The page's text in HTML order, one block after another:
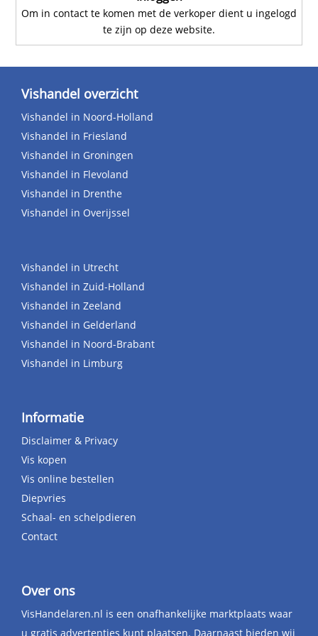
Om in contact te komen met de verkoper dient u ingelogd
te zijn op deze website.
Vishandel overzicht
Vishandel in Noord-Holland
Vishandel in Friesland
Vishandel in Groningen
Vishandel in Flevoland
Vishandel in Drenthe
Vishandel in Overijssel
Vishandel in Utrecht
Vishandel in Zuid-Holland
Vishandel in Zeeland
Vishandel in Gelderland
Vishandel in Noord-Brabant
Vishandel in Limburg
Informatie
Disclaimer & Privacy
Vis kopen
Vis online bestellen
Diepvries
Schaal- en schelpdieren
Contact
Over ons
VisHandelaren.nl is een onafhankelijke marktplaats waar
u gratis advertenties kunt plaatsen. Daarnaast bieden wij